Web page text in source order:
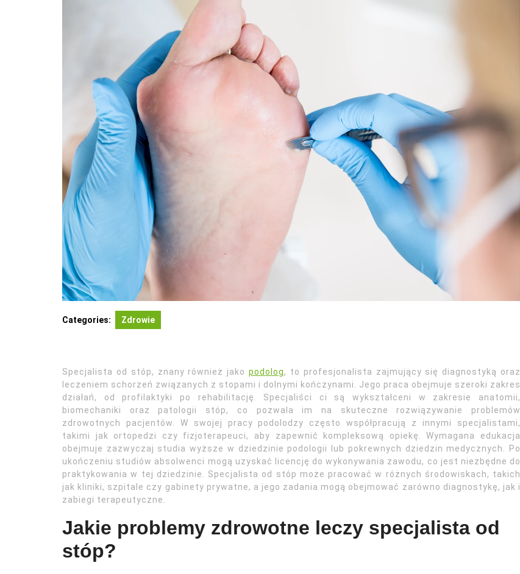
Categories: Zdrowie
Specjalista od stóp, znany również jako podolog, to profesjonalista zajmujący się diagnostyką oraz
leczeniem schorzeń związanych z stopami i dolnymi kończynami. Jego praca obejmuje szeroki zakres
działań, od profilaktyki po rehabilitację. Specjaliści ci są wykształceni w zakresie anatomii,
biomechaniki oraz patologii stóp, co pozwala im na skuteczne rozwiązywanie problemów
zdrowotnych pacjentów. W swojej pracy podolodzy często współpracują z innymi specjalistami,
takimi jak ortopedzi czy fizjoterapeuci, aby zapewnić kompleksową opiekę. Wymagana edukacja
obejmuje zazwyczaj studia wyższe w dziedzinie podologii lub pokrewnych dziedzin medycznych. Po
ukończeniu studiów absolwenci mogą uzyskać licencję do wykonywania zawodu, co jest niezbędne do
praktykowania w tej dziedzinie. Specjalista od stóp może pracować w różnych środowiskach, takich
jak kliniki, szpitale czy gabinety prywatne, a jego zadania mogą obejmować zarówno diagnostykę, jak i
zabiegi terapeutyczne.
Jakie problemy zdrowotne leczy specjalista od
stóp?